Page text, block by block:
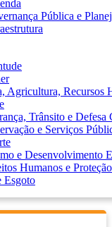
Pública e
Agricultura, Recursos
Trânsito e Defesa
e Serviços
e Desenvolvimento
Humanos e
Esgoto